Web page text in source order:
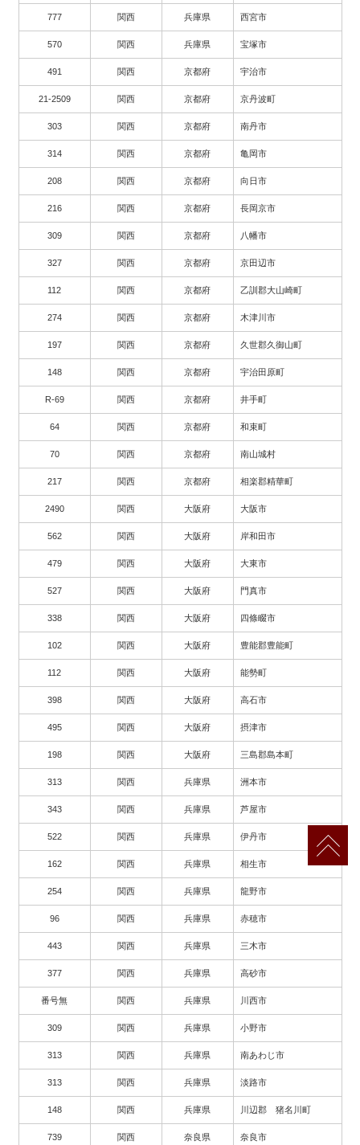
777 関西 兵庫県 西宮市
570 関西 兵庫県 宝塚市
491 関西 京都府 宇治市
21-2509 関西 京都府 京丹波町
303 関西 京都府 南丹市
314 関西 京都府 亀岡市
208 関西 京都府 向日市
216 関西 京都府 長岡京市
309 関西 京都府 八幡市
327 関西 京都府 京田辺市
112 関西 京都府 乙訓郡大山崎町
274 関西 京都府 木津川市
197 関西 京都府 久世郡久御山町
148 関西 京都府 宇治田原町
R-69 関西 京都府 井手町
64 関西 京都府 和束町
70 関西 京都府 南山城村
217 関西 京都府 相楽郡精華町
2490 関西 大阪府 大阪市
562 関西 大阪府 岸和田市
479 関西 大阪府 大東市
527 関西 大阪府 門真市
338 関西 大阪府 四條畷市
102 関西 大阪府 豊能郡豊能町
112 関西 大阪府 能勢町
398 関西 大阪府 高石市
495 関西 大阪府 摂津市
198 関西 大阪府 三島郡島本町
313 関西 兵庫県 洲本市
343 関西 兵庫県 芦屋市
522 関西 兵庫県 伊丹市
162 関西 兵庫県 相生市
254 関西 兵庫県 龍野市
96 関西 兵庫県 赤穂市
443 関西 兵庫県 三木市
377 関西 兵庫県 高砂市
番号無 関西 兵庫県 川西市
309 関西 兵庫県 小野市
313 関西 兵庫県 南あわじ市
313 関西 兵庫県 淡路市
148 関西 兵庫県 川辺郡 猪名川町
739 関西 奈良県 奈良市